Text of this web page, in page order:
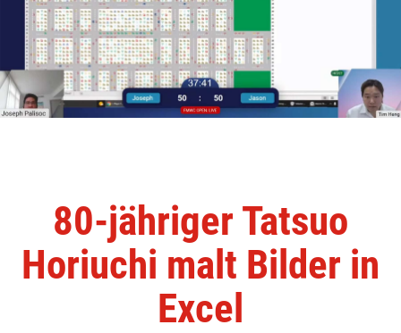
80-jähriger Tatsuo
Horiuchi malt Bilder in
Excel